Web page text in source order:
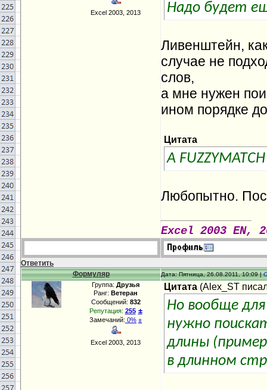
Excel 2003, 2013 Надо будет
Ливенштейн,
случае не
слов,
а мне нужен
ином порядке
Цитата
А
Любопытно.
Excel 2003 EN,
Ответить
Формуляр
Дата: Пятница, 26.08.2011, 10:09 |
Группа: Друзья
Ранг: Ветеран
Сообщений: 832
Репутация: 255 ±
Замечаний: 0% ±
Excel 2003, 2013
Цитата (Alex_ST
Но вообще
нужно
длины
в длинном